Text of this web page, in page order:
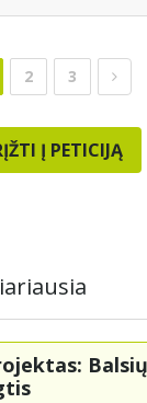
2 3
Į PETICIJĄ